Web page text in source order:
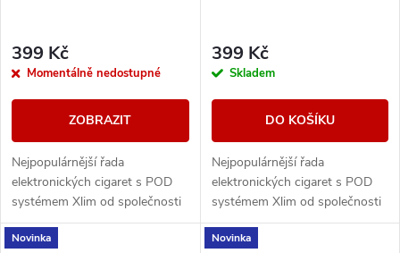
399 Kč
Momentálně nedostupné
ZOBRAZIT
Nejpopulárnější řada
elektronických cigaret s POD
systémem Xlim od společnosti
OXVA představuje model GO.
Tělo baterie s vestavěným
399 Kč
Skladem
DO KOŠÍKU
Nejpopulárnější řada
elektronických cigaret s POD
systémem Xlim od společnosti
OXVA představuje model GO.
Tělo baterie s vestavěným
Novinka Novinka